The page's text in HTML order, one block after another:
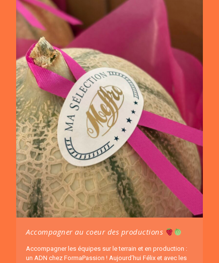
Accompagner au coeur des productions
Accompagner les équipes sur le terrain et en production :
un ADN chez FormaPassion ! Aujourd’hui Félix et avec les